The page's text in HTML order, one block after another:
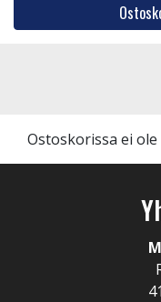
Ostoskorissa ei